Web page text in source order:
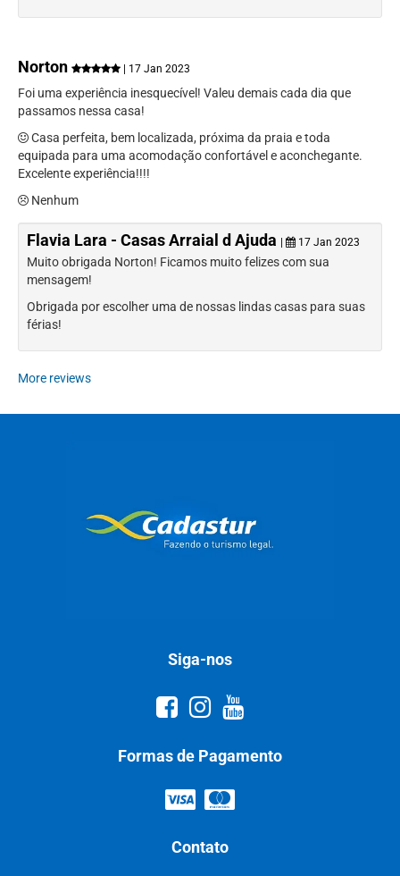
Norton | 17 Jan 2023
Foi uma experiência inesquecível! Valeu demais cada dia que
passamos nessa casa!
Casa perfeita, bem localizada, próxima da praia e toda
equipada para uma acomodação confortável e aconchegante.
Excelente experiência!!!!
Nenhum
Flavia Lara - Casas Arraial d Ajuda | 17 Jan 2023
Muito obrigada Norton! Ficamos muito felizes com sua
mensagem!
Obrigada por escolher uma de nossas lindas casas para suas
férias!
More reviews
Siga-nos
Formas de Pagamento
Contato